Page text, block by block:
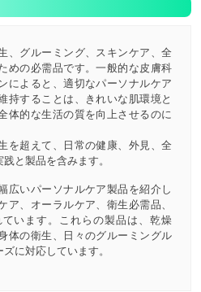
、グルーミング、スキンケア、全
めの必需品です。一般的な皮膚科
によると、適切なパーソナルケア
持することは、きれいな肌環境と
体的な生活の質を向上させるのに
を超えて、日常の健康、外見、全
と製品を含みます。
広いパーソナルケア製品を紹介し
ア、オーラルケア、衛生必需品、
います。これらの製品は、乾燥
体の衛生、日々のグルーミングル
に対応しています。